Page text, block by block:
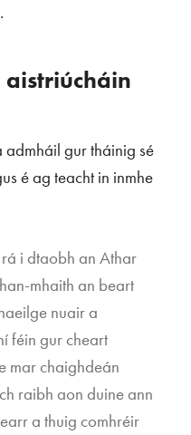
aistriúcháin
gur tháinig sé
é ag teacht in inmhe
i dtaobh an Athar
mhaith an beart
nuair a
féin gur cheart
mar chaighdeán
raibh aon duine ann
a thuig comhréir